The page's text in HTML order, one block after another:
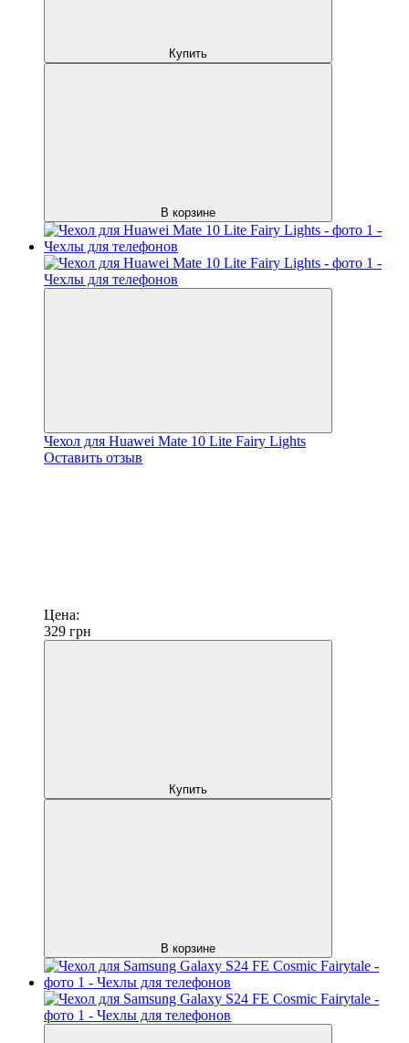
Купить
В корзине
Чехол для Huawei Mate 10 Lite Fairy Lights
Оставить отзыв
Цена:
329 грн
Купить
В корзине